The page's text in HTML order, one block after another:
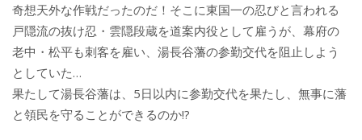
奇想天外な作戦だったのだ！そこに東国一の忍びと言われる
戸隠流の抜け忍・雲隠段蔵を道案内役として雇うが、幕府の
老中・松平も刺客を雇い、湯長谷藩の参勤交代を阻止しよう
としていた…
果たして湯長谷藩は、5日以内に参勤交代を果たし、無事に藩
と領民を守ることができるのか!?